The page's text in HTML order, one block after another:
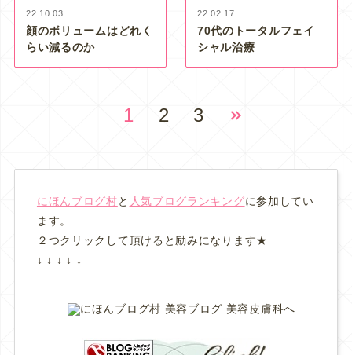
22.10.03
顔のボリュームはどれく
らい減るのか
22.02.17
70代のトータルフェイ
シャル治療
1 2 3
にほんブログ村と 人気ブログランキングに参加してい
ます。
２つクリックして頂けると励みになります★
↓ ↓ ↓ ↓ ↓